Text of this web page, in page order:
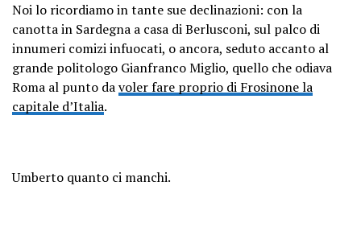
Noi lo ricordiamo in tante sue declinazioni: con la
canotta in Sardegna a casa di Berlusconi, sul palco di
innumeri comizi infuocati, o ancora, seduto accanto al
grande politologo Gianfranco Miglio, quello che odiava
Roma al punto davoler fare proprio di Frosinone la
capitale d’Italia.
Umberto quanto ci manchi.